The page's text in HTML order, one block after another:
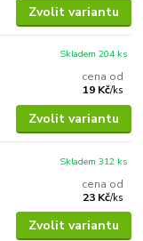
Zvolit variantu
cena od
19 Kč/ks
Skladem 204 ks
Zvolit variantu
cena od
23 Kč/ks
Skladem 312 ks
Zvolit variantu